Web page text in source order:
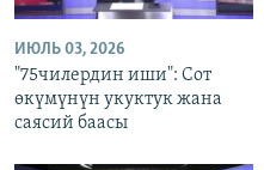
ИЮЛЬ 03, 2026
"75чилердин иши": Сот
өкүмүнүн укуктук жана
саясий баасы